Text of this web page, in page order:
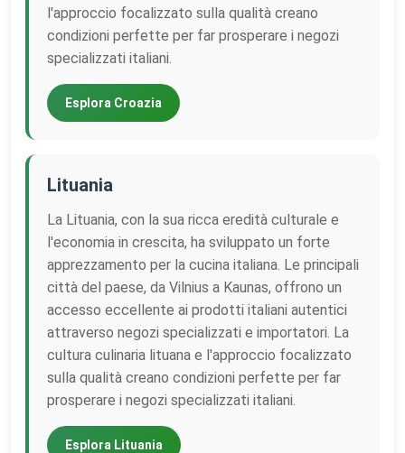
l'approccio focalizzato sulla qualità creano
condizioni perfette per far prosperare i negozi
specializzati italiani.
Esplora Croazia
Lituania
La Lituania, con la sua ricca eredità culturale e
l'economia in crescita, ha sviluppato un forte
apprezzamento per la cucina italiana. Le principali
città del paese, da Vilnius a Kaunas, offrono un
accesso eccellente ai prodotti italiani autentici
attraverso negozi specializzati e importatori. La
cultura culinaria lituana e l'approccio focalizzato
sulla qualità creano condizioni perfette per far
prosperare i negozi specializzati italiani.
Esplora Lituania